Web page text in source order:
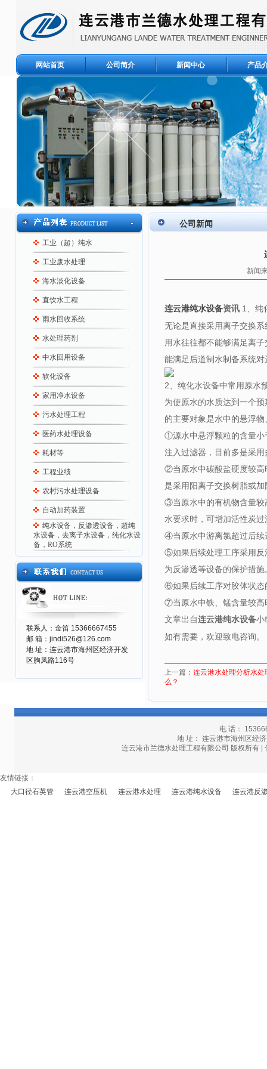
网站首页 公司简介 新闻中心 产品
工业（超）纯水
工业废水处理
海水淡化设备
直饮水工程
雨水回收系统
水处理药剂
中水回用设备
软化设备
家用净水设备
污水处理工程
医药水处理设备
耗材等
工程业绩
农村污水处理设备
自动加药装置
纯水设备，反渗透设备，超纯
水设备，去离子水设备，纯化水设
备，RO系统
联系人：金笛 15366667455
邮 箱：jindi526@126.com
地 址：连云港市海州区经济开发
区朐凤路116号
公司新闻
新闻
连云港纯水设备资讯 1、纯
无论是直接采用离子交换
用水往往都不能够满足离
能满足后道制水制备系统
2、纯化水设备中常用原水
为使原水的水质达到一个
的主要对象是水中的悬浮
①源水中悬浮颗粒的含量小
注入过滤器，目前多是采
②当原水中碳酸盐硬度较高
是采用阳离子交换树脂或加
③当原水中的有机物含量较
水要求时，可增加活性炭
④当原水中游离氯超过后续
⑤如果后续处理工序采用反
为反渗透等设备的保护措施
⑥如果后续工序对胶体状态
⑦当原水中铁、锰含量较高
文章出自连云港纯水设备小
如有需要，欢迎致电咨询。
上一篇： 连云港水处理分析水
么？
电 话：
地 址： 连云港市海州区经
连云港市兰德水处理工程有限公司 版权所有 |
友情链接：
大口径石英管
连云港空压机 连云港水处理 连云港纯水设备 连云港反